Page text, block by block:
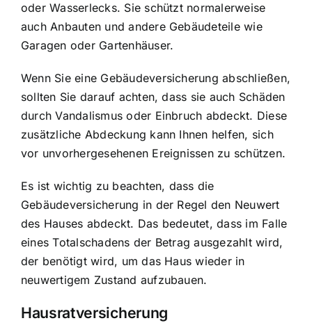
oder Wasserlecks. Sie schützt normalerweise
auch Anbauten und andere Gebäudeteile wie
Garagen oder Gartenhäuser.
Wenn Sie eine Gebäudeversicherung abschließen,
sollten Sie darauf achten, dass sie auch Schäden
durch Vandalismus oder Einbruch abdeckt. Diese
zusätzliche Abdeckung kann Ihnen helfen, sich
vor unvorhergesehenen Ereignissen zu schützen.
Es ist wichtig zu beachten, dass die
Gebäudeversicherung in der Regel den Neuwert
des Hauses abdeckt. Das bedeutet, dass im Falle
eines Totalschadens der Betrag ausgezahlt wird,
der benötigt wird, um das Haus wieder in
neuwertigem Zustand aufzubauen.
Hausratversicherung